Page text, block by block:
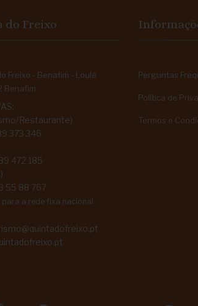
do Freixo
Freixo - Benafim - Loulé
Benafim
Restaurante)
373 346
472 185
55 88 767
a rede fixa nacional
Perguntas
Política de
Termos e